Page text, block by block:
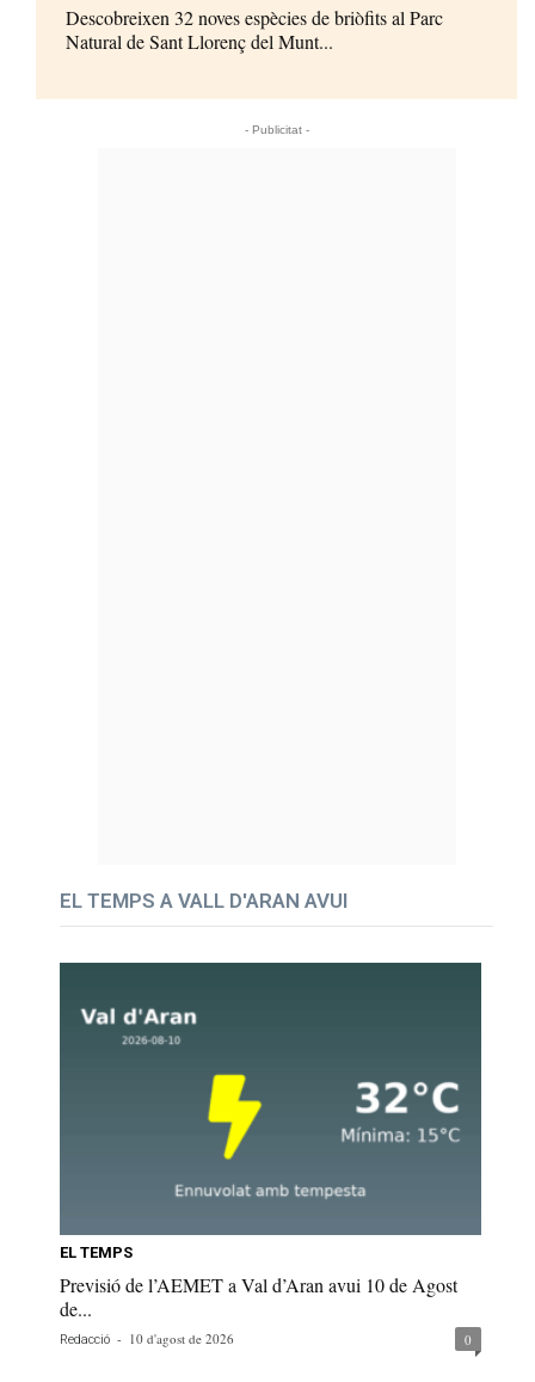
Descobreixen 32 noves espècies de briòfits al Parc
Natural de Sant Llorenç del Munt...
- Publicitat -
EL TEMPS A VALL D'ARAN AVUI
EL TEMPS
Previsió de l’AEMET a Val d’Aran avui 10 de Agost
de...
Redacció - 10 d'agost de 2026 0